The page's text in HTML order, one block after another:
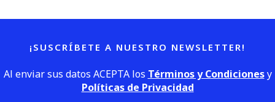
¡SUSCRÍBETE A NUESTRO NEWSLETTER!
Al enviar sus datos ACEPTA los Términos y Condicionesy
Políticas de Privacidad